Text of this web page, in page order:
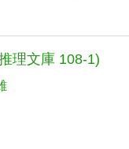
理文庫 108-1)